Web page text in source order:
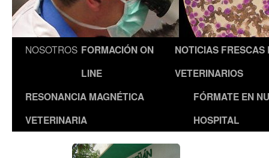
NOSOTROS FORMACIÓN ON
LINE
NOTICIAS FRESCAS
VETERINARIOS
RESONANCIA MAGNÉTICA
VETERINARIA
FÓRMATE EN
HOSPITAL